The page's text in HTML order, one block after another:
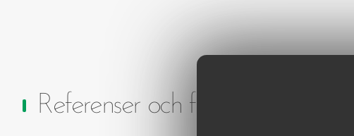
Referenser och funktioner